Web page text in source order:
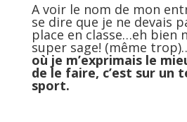
A voir le nom de mon
se dire que je ne devais
place en classe…eh bien
super sage! (même
où je m’exprimais le
de le faire, c’est sur un
sport.